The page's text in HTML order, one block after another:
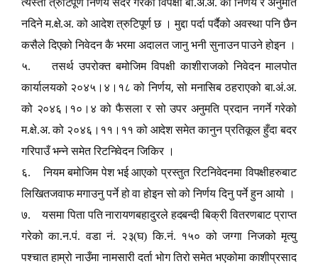
त्यस्तो त्रुटिपूर्ण निर्णय सदर गरेको विपक्षी बा.अं.अ. को निर्णय र अनुमति
नदिने म.क्षे.अ. को आदेश त्रुटिपूर्ण छ । मुद्दा पर्दा पर्दैको अवस्था पनि छैन
कसैले दिएको निवेदन कै भरमा अदालत जानु भनी सुनाउन पाउने होइन ।
५. तसर्थ उपरोक्त बमोजिम विपक्षी काशीराजको निवेदन मालपोत
कार्यालयको २०४५।४।१८ को निर्णय,सो मनासिब ठहराएको बा.अं.अ.
को २०४६।१०।४ को फैसला र सो उपर अनुमति प्रदान नगर्ने गरेको
म.क्षे.अ. को २०४६।११।११ को आदेश समेत कानुन प्रतिकूल हुँदा बदर
गरिपाउँ भन्ने समेत रिटनिवेदन जिकिर ।
६. नियम बमोजिम पेश भई आएको प्रस्तुत रिटनिवेदनमा विपक्षीहरुबाट
लिखितजवाफ मगाउनु पर्ने हो वा होइन सो को निर्णय दिनु पर्ने हुन आयो ।
७. यसमा पिता पति नारायणबहादुरले हदबन्दी बिक्री वितरणबाट प्राप्त
गरेको का.न.पं. वडा नं. २३(घ) कि.नं. १५० को जग्गा निजको मृत्यु
पश्चात हाम्रो नाउँमा नामसारी दर्ता भोग तिरो समेत भएकोमा काशीप्रसाद